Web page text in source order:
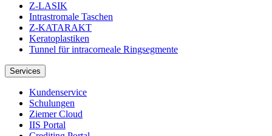
Z-LASIK
Intrastromale Taschen
Z-KATARAKT
Keratoplastiken
Tunnel für intracorneale Ringsegmente
Services
Kundenservice
Schulungen
Ziemer Cloud
IIS Portal